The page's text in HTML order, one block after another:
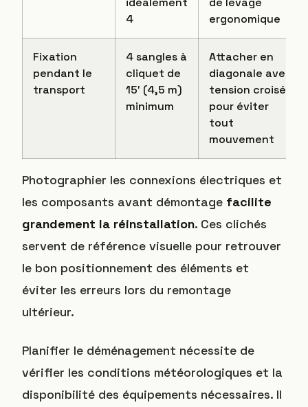
4
ergonomique
Fixation
pendant le
transport
4 sangles à
cliquet de
15′ (4,5 m)
minimum
Attacher en
diagonale avec
tension croisée
pour éviter
tout
mouvement
Photographier les connexions électriques et
les composants avant démontage facilite
grandement la réinstallation. Ces clichés
servent de référence visuelle pour retrouver
le bon positionnement des éléments et
éviter les erreurs lors du remontage
ultérieur.
Planifier le déménagement nécessite de
vérifier les conditions météorologiques et la
disponibilité des équipements nécessaires. Il